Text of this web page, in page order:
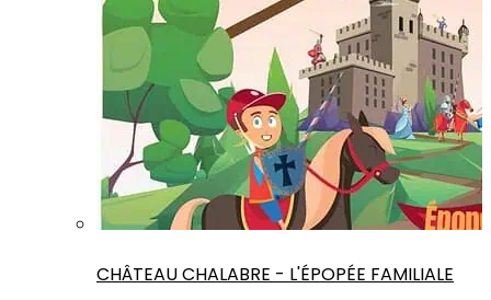
CHÂTEAU CHALABRE - L'ÉPOPÉE FAMILIALE